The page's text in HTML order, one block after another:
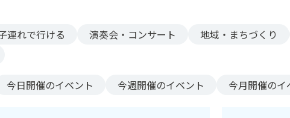
連れで行ける 演奏会・コンサート 地域・まちづくり
今日開催のイベント 今週開催のイベント 今月開催のイ